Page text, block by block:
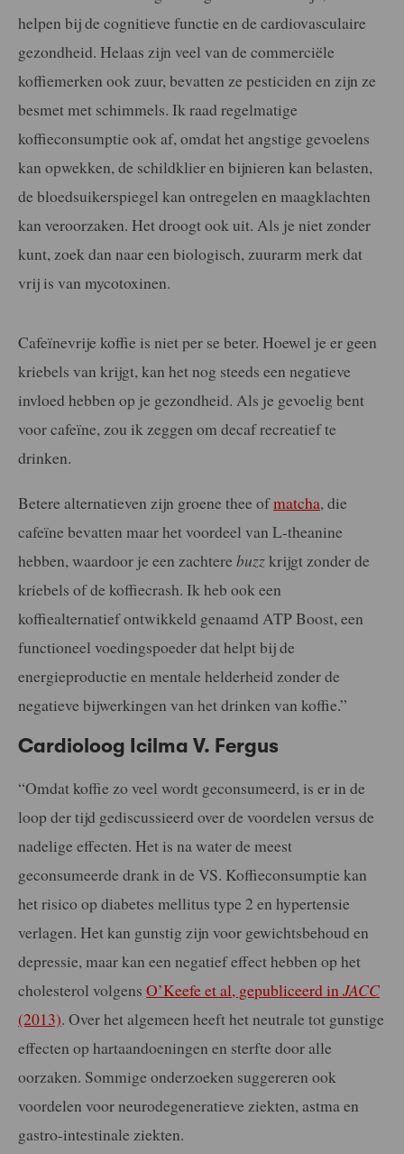
helpen bij de cognitieve functie en de cardiovasculaire
gezondheid. Helaas zijn veel van de commerciële
koffiemerken ook zuur, bevatten ze pesticiden en zijn ze
besmet met schimmels. Ik raad regelmatige
koffieconsumptie ook af, omdat het angstige gevoelens
kan opwekken, de schildklier en bijnieren kan belasten,
de bloedsuikerspiegel kan ontregelen en maagklachten
kan veroorzaken. Het droogt ook uit. Als je niet zonder
kunt, zoek dan naar een biologisch, zuurarm merk dat
vrij is van mycotoxinen.
Cafeïnevrije koffie is niet per se beter. Hoewel je er geen
kriebels van krijgt, kan het nog steeds een negatieve
invloed hebben op je gezondheid. Als je gevoelig bent
voor cafeïne, zou ik zeggen om decaf recreatief te
drinken.
Betere alternatieven zijn groene thee ofmatcha, die
cafeïne bevatten maar het voordeel van L-theanine
hebben, waardoor je een zachtere buzzkrijgt zonder de
kriebels of de koffiecrash. Ik heb ook een
koffiealternatief ontwikkeld genaamd ATP Boost, een
functioneel voedingspoeder dat helpt bij de
energieproductie en mentale helderheid zonder de
negatieve bijwerkingen van het drinken van koffie.”
Cardioloog Icilma V. Fergus
“Omdat koffie zo veel wordt geconsumeerd, is er in de
loop der tijd gediscussieerd over de voordelen versus de
nadelige effecten. Het is na water de meest
geconsumeerde drank in de VS. Koffieconsumptie kan
het risico op diabetes mellitus type 2 en hypertensie
verlagen. Het kan gunstig zijn voor gewichtsbehoud en
depressie, maar kan een negatief effect hebben op het
cholesterol volgens O’Keefe et al, gepubliceerd inJACC
(2013). Over het algemeen heeft het neutrale tot gunstige
effecten op hartaandoeningen en sterfte door alle
oorzaken. Sommige onderzoeken suggereren ook
voordelen voor neurodegeneratieve ziekten, astma en
gastro-intestinale ziekten.